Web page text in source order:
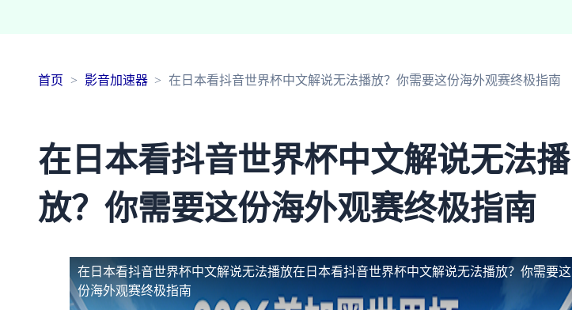
首页 影音加速器 在日本看抖音世界杯中文解说无法播放？你需要这份海外观赛终极指南
在日本看抖音世界杯中文解说无法播
放？你需要这份海外观赛终极指南
在日本看抖音世界杯中文解说无法播放在日本看抖音世界杯中文解说无法播放？你需要这
份海外观赛终极指南